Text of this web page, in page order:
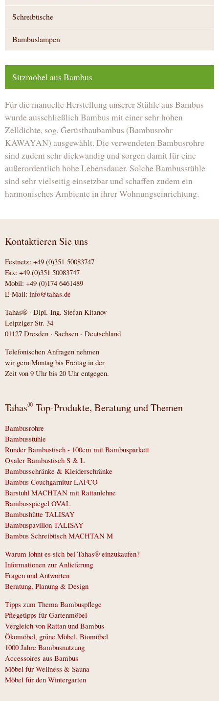
Schreibtische
Bambuslampen
Sitzmöbel aus Bambus
Für die manuelle Herstellung unserer Stühle aus Bambus
wurde ausschließlich Bambus mit einer sehr hohen
Zelldichte, sog. Gerüstbaubambus (Bambusrohr
KAWAYAN) ausgewählt. Die verwendeten Bambusrohre
sind zudem sehr dickwandig und sorgen damit für eine
außerordentlich hohe Lebensdauer. Solche Bambusstühle
sind sehr vielseitig einsetzbar und schaffen zudem ein
harmonisches Ambiente in ihrer Wohnungseinrichtung.
Kontaktieren Sie uns
Festnetz: +49 (0)351 50083747
Fax: +49 (0)351 50083747
Mobil: +49 (0)174 6461489
E-Mail: info@tahas.de
Tahas® · Dipl.-Ing. Stefan Kitanov
Leipziger Str. 34
01127 Dresden · Sachsen · Deutschland
Telefonischen Anfragen nehmen
wir gern Montag bis Freitag in der
Zeit von 9 Uhr bis 20 Uhr entgegen.
Tahas® Top-Produkte, Beratung und Themen
Bambusrohre
Bambusstühle
Runder Bambustisch - 100cm mit Bambusparkett
Ovaler Bambustisch S & L
Bambusschränke & Kleiderschränke
Bambus Couchgarnitur LAFCO
Barstuhl MACHTAN mit Rattanlehne
Bambusspiegel OVAL
Bambushütte TALISAY
Bambuspavillon TALISAY
Bambus Schreibtisch MACHTAN M
Warum lohnt es sich bei Tahas® einzukaufen?
Informationen zur Anlieferung
Fragen und Antworten
Beratung, Planung & Design
Tipps zum Thema Bambuspflege
Pflegetipps für Gartenmöbel
Vergleich von Rattan und Bambus
Ökomöbel, grüne Möbel, Biomöbel
1000 Jahre Bambusnutzung
Accessoires aus Bambus
Möbel für Wellness & Sauna
Möbel für den Wintergarten